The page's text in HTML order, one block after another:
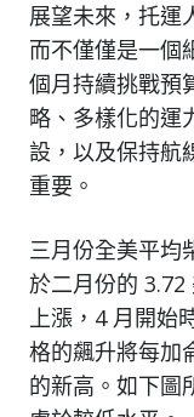
展望未來，托運
而不僅僅是一個
個月持續挑戰預
略、多樣化的運
設，以及保持航
重要。
三月份全美平均
於二月份的
上漲，4 月開始
格的飆升將每加
的新高。如下圖